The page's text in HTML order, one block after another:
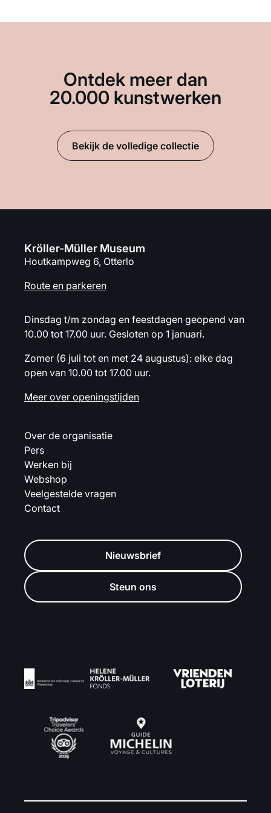
Ontdek meer dan
20.000 kunstwerken
Bekijk de volledige collectie
Kröller-Müller Museum
Houtkampweg 6, Otterlo
Route en parkeren
Dinsdag t/m zondag en feestdagen geopend van
10.00 tot 17.00 uur. Gesloten op 1 januari.
Zomer (6 juli tot en met 24 augustus): elke dag
open van 10.00 tot 17.00 uur.
Meer over openingstijden
Over de organisatie
Pers
Werken bij
Webshop
Veelgestelde vragen
Contact
Nieuwsbrief
Steun ons